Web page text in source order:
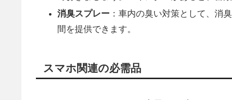
消臭スプレー：車内の臭い対策として、消
間を提供できます。
スマホ関連の必需品